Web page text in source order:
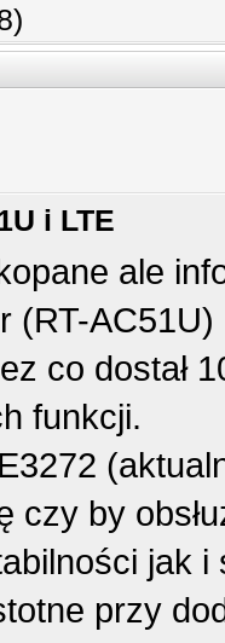
i LTE
ale
(RT-
co dostał
funkcji.
czy by
jak
przy